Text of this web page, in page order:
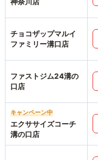
チョコザップマルイ
ファミリー溝口店
ファストジム24溝の
口店
キャンペーン中
エクササイズコーチ
溝の口店